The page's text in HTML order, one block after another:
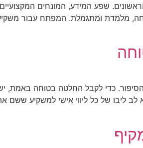
שפע המידע, המונחים
מלמדת ומתגמלת. המפתח עבור
כדי לקבל החלטה בטוחה באמת,
ליבו של כל ליווי אישי למשקיע ששם